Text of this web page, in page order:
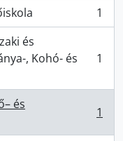
1
és
, Kohó- és
1
és
1